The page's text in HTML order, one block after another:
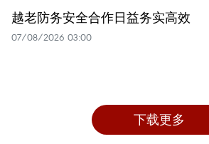
越老防务安全合作日益务实高效
07/08/2026 03:00
下载更多